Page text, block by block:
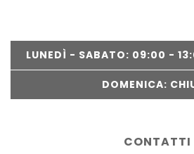
LUNEDÌ - SABATO: 09:00 -
DOMENICA:
CONTATTI